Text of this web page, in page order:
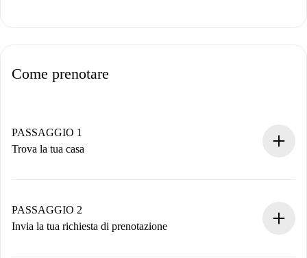
Come prenotare
PASSAGGIO 1
Trova la tua casa
Hai tutte le informazioni necessarie in anticipo.
PASSAGGIO 2
Invia la tua richiesta di prenotazione